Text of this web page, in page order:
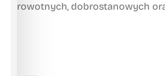
zdrowotnych, dobrostanowych